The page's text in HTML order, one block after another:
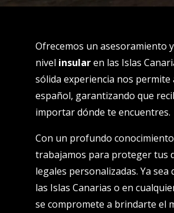
Ofrecemos un asesoramiento
nivel insularen las Islas
sólida experiencia nos
español, garantizando que
importar dónde te encuentres.
Con un profundo
trabajamos para proteger tus
legales personalizadas. Ya
las Islas Canarias o en
se compromete a brindarte el